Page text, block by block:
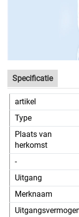
Specificatie
artikel
Type
Plaats van
herkomst
-
Uitgang
Merknaam